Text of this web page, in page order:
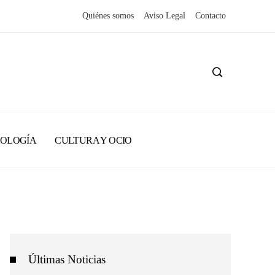
Quiénes somos Aviso Legal Contacto
CULTURA Y OCIO
Últimas Noticias